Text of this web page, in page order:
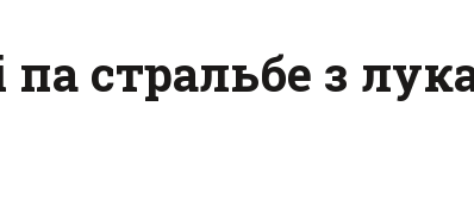
па стральбе з